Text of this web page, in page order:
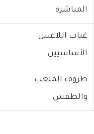
المباشرة
غياب اللاعبين
الأساسيين
ظروف الملعب
والطقس